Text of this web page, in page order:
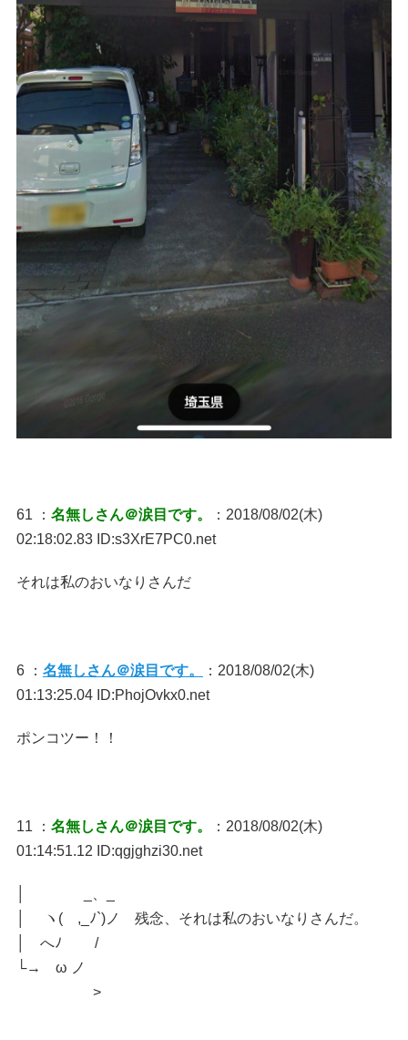
61 ： 名無しさん＠涙目です。
：2018/08/02(木)
02:18:02.83 ID:s3XrE7PC0.net
それは私のおいなりさんだ
6 ： 名無しさん＠涙目です。
：2018/08/02(木)
01:13:25.04 ID:PhojOvkx0.net
ポンコツー！！
11 ： 名無しさん＠涙目です。
：2018/08/02(木)
01:14:51.12 ID:qgjghzi30.net
│ _、_
│ ヽ( ,_ﾉ`)ノ 残念、それは私のおいなりさんだ。
│ へﾉ /
└→ ω ノ
>